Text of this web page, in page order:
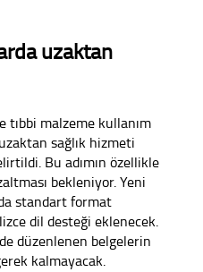
uzaktan
tıbbi malzeme kullanım
sağlık hizmeti
Bu adımın özellikle
bekleniyor. Yeni
standart format
dil desteği eklenecek.
düzenlenen belgelerin
kalmayacak.